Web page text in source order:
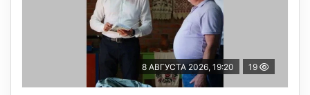
8 АВГУСТА 2026, 19:20 19